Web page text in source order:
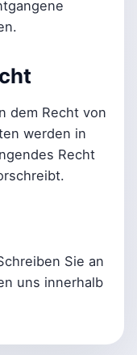
dem Recht von
werden in
Recht
Sie an
uns innerhalb